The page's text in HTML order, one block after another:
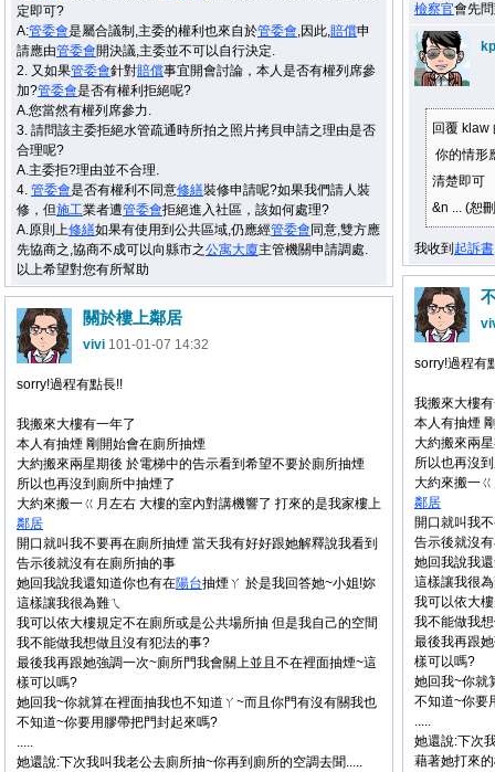
定即可?
A:管委會是屬合議制,主委的權利也來自於管委會,因此,賠償申
請應由管委會開決議,主委並不可以自行決定.
2. 又如果管委會針對賠償事宜開會討論，本人是否有權列席參
加?管委會是否有權利拒絕呢?
A.您當然有權列席參力.
3. 請問該主委拒絕水管疏通時所拍之照片拷貝申請之理由是否
合理呢?
A.主委拒?理由並不合理.
4. 管委會是否有權利不同意修繕裝修申請呢?如果我們請人裝
修，但施工業者遭管委會拒絕進入社區，該如何處理?
A.原則上修繕如果有使用到公共區域,仍應經管委會 同意,雙方應
先協商之,協商不成可以向縣市之公寓大廈主管機關申請調處.
以上希望對您有所幫助
檢察官會先
回覆 klaw
你的情形
清楚即可
&n ... (恕
我收到 起訴書
sorry!過程有
我搬來大樓
本人有抽煙
大約搬來兩
所以也再沒
大約來搬一
鄰居
開口就叫我
告示後就沒
她回我說我
這樣讓我很
我可以依大
我不能做我
最後我再跟
樣可以嗎?
她回我~你就
不知道~你要
.....
她還說:下次
藉著她打來
關於樓上鄰居
vivi 101-01-07 14:32
sorry!過程有點長!!
我搬來大樓有一年了
本人有抽煙 剛開始會在廁所抽煙
大約搬來兩星期後 於電梯中的告示看到希望不要於廁所抽煙
所以也再沒到廁所中抽煙了
大約來搬一ㄍ月左右 大樓的室內對講機響了 打來的是我家樓上
鄰居
開口就叫我不要再在廁所抽煙 當天我有好好跟她解釋說我看到
告示後就沒有在廁所抽的事
她回我說我還知道你也有在陽台抽煙ㄚ 於是我回答她~小姐!妳
這樣讓我很為難ㄟ
我可以依大樓規定不在廁所或是公共場所抽 但是我自己的空間
我不能做我想做且沒有犯法的事?
最後我再跟她強調一次~廁所門我會關上並且不在裡面抽煙~這
樣可以嗎?
她回我~你就算在裡面抽我也不知道ㄚ~而且你門有沒有關我也
不知道~你要用膠帶把門封起來嗎?
.....
她還說:下次我叫我老公去廁所抽~你再到廁所的空調去聞.....